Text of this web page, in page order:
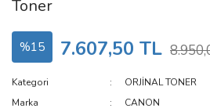
Toner
%15 7.607,50 TL
Kategori
ORJİNAL TONER
Marka
CANON